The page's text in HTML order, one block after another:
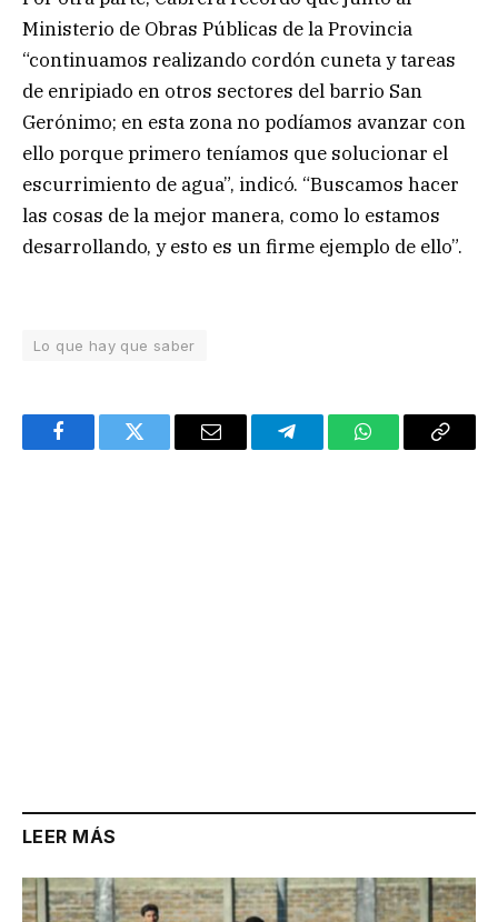
Ministerio de Obras Públicas de la Provincia
“continuamos realizando cordón cuneta y tareas
de enripiado en otros sectores del barrio San
Gerónimo; en esta zona no podíamos avanzar con
ello porque primero teníamos que solucionar el
escurrimiento de agua”, indicó. “Buscamos hacer
las cosas de la mejor manera, como lo estamos
desarrollando, y esto es un firme ejemplo de ello”.
Lo que hay que saber
FacebookTwitter Email TelegramWhatsAppCopy
LEER MÁS